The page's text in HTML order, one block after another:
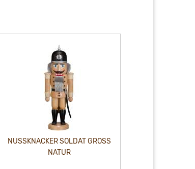
NUSSKNACKER SOLDAT GROSS N
ATUR